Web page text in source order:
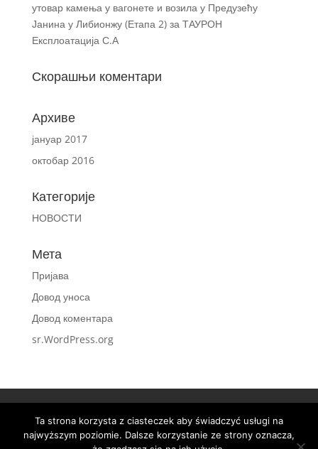
утовар камења у вагонете и возила у Предузећу
Јанина у Либионжу (Етапа 2) за ТАУРОН
Експлоатација С.А
Скорашњи коментари
Архиве
јануар 2017
октобар 2016
Категорије
НОВОСТИ
Мета
Пријава
Довод уноса
Довод коментара
sr.WordPress.org
ПОСЛОВНИ ПАРТНЕРИ ГРУПЕ
ЗА ПРЕУЗЕТИ
Ta strona korzysta z ciasteczek aby świadczyć usługi na
najwyższym poziomie. Dalsze korzystanie ze strony oznacza,